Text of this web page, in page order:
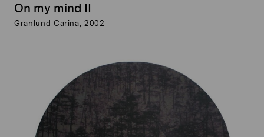
On my mind II
Granlund Carina, 2002